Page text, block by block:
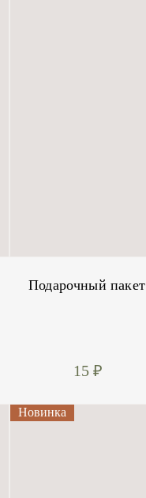
Подарочный пакет
15 ₽
Новинка